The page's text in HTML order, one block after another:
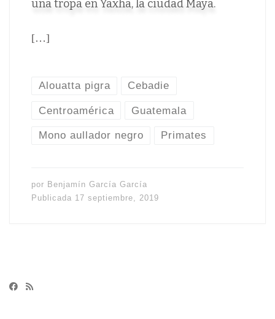
una tropa en Yaxha, la ciudad Maya.
[…]
Alouatta pigra Cebadie
Centroamérica Guatemala
Mono aullador negro Primates
por Benjamín García García
Publicada 17 septiembre, 2019